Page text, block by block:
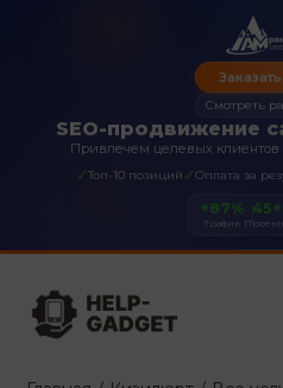
SEO-продвижение
Привлечем целевых
✓Топ-10 позиций ✓Оплата за
Смотреть
+87%
Трафик
45+